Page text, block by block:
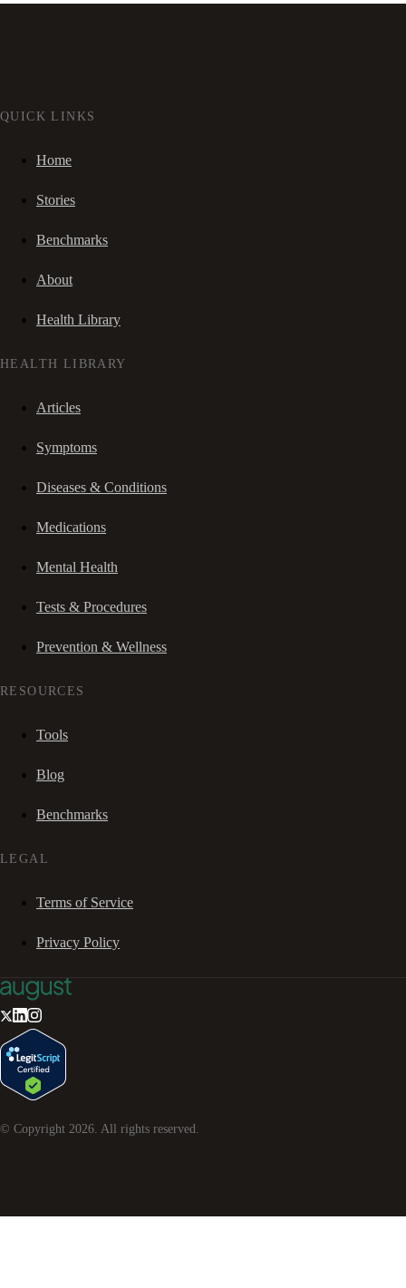
QUICK LINKS
Home
Stories
Benchmarks
About
Health Library
HEALTH LIBRARY
Articles
Symptoms
Diseases & Conditions
Medications
Mental Health
Tests & Procedures
Prevention & Wellness
RESOURCES
Tools
Blog
Benchmarks
LEGAL
Terms of Service
Privacy Policy
© Copyright 2026 . All rights reserved.